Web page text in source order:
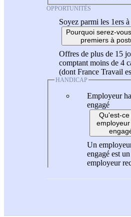
OPPORTUNITÉS
Soyez parmi les 1ers
Pourquoi serez-
premiers à
Offres de plus de 15
comptant moins de 4
(dont France Travail
HANDICAP
Employeur
engagé
Qu'est-ce
Un
engagé est un
employeur